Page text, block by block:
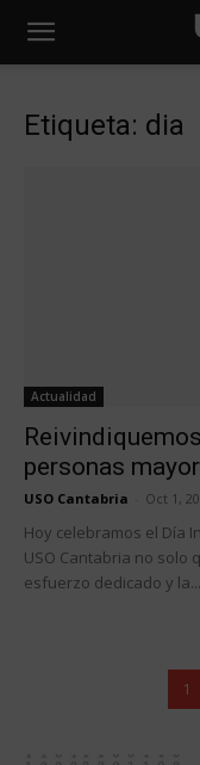
Etiqueta: dia
Actualidad
personas
USO Cantabria Oct 1,
Hoy celebramos el Día
USO Cantabria no solo
esfuerzo dedicado y la...
1